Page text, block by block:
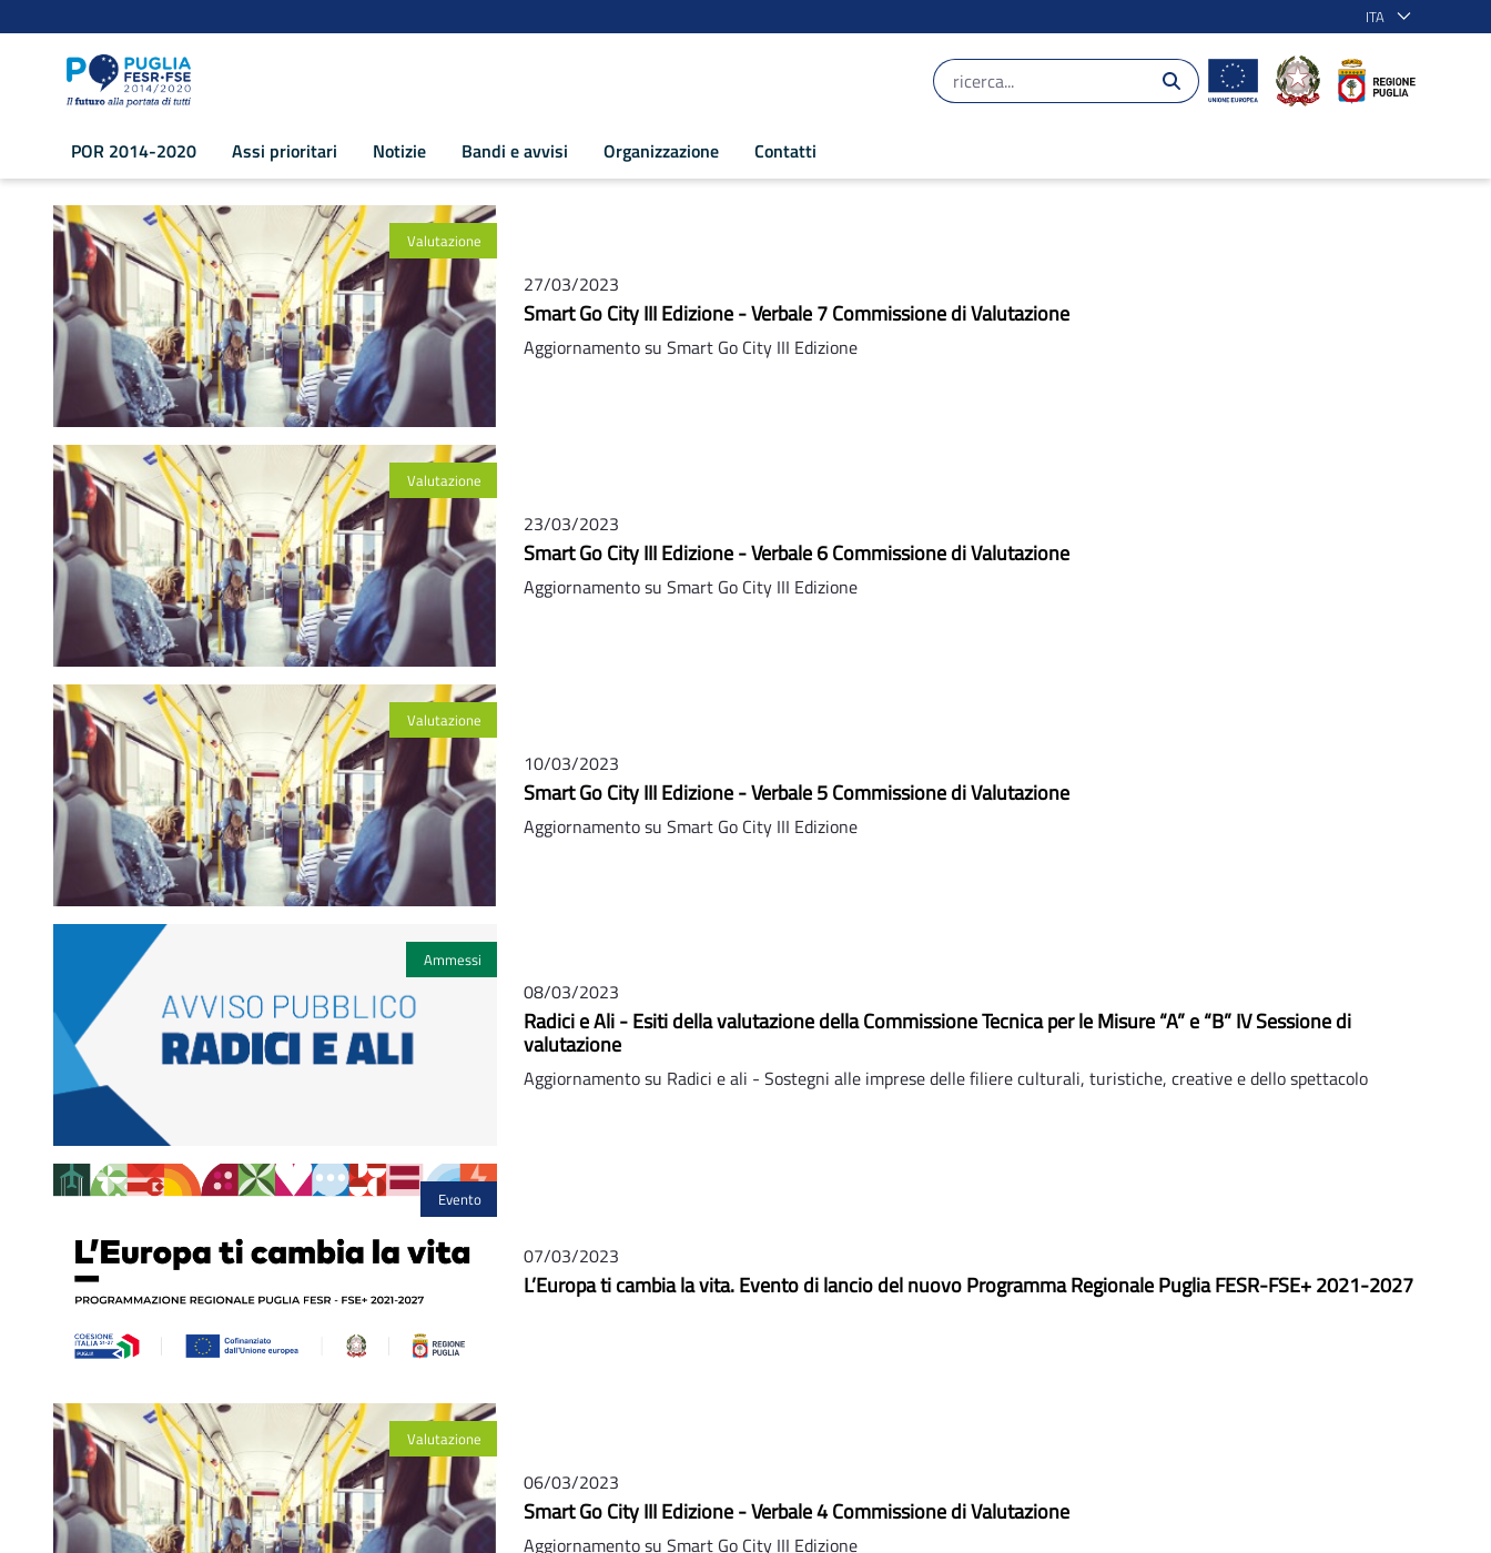
ITA
POR 2014-2020 Assi prioritari Notizie Bandi e avvisi Organizzazione Contatti
Galleria notizie - POR Puglia 2014-2020
Valutazione
27/03/2023
Smart Go City III Edizione - Verbale 7 Commissione di Valutazione
Aggiornamento su Smart Go City III Edizione
Valutazione
23/03/2023
Smart Go City III Edizione - Verbale 6 Commissione di Valutazione
Aggiornamento su Smart Go City III Edizione
Valutazione
10/03/2023
Smart Go City III Edizione - Verbale 5 Commissione di Valutazione
Aggiornamento su Smart Go City III Edizione
Ammessi
08/03/2023
Radici e Ali - Esiti della valutazione della Commissione Tecnica per le Misure “A” e “B” IV Sessione di
valutazione
Aggiornamento su Radici e ali - Sostegni alle imprese delle filiere culturali, turistiche, creative e dello spettacolo
Evento
07/03/2023
L’Europa ti cambia la vita. Evento di lancio del nuovo Programma Regionale Puglia FESR-FSE+ 2021-2027
Valutazione
06/03/2023
Smart Go City III Edizione - Verbale 4 Commissione di Valutazione
Aggiornamento su Smart Go City III Edizione